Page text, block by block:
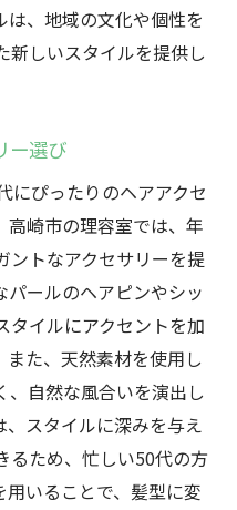
は、地域の文化や個性を
新しいスタイルを提供し
ー選び
にぴったりのヘアアクセ
高崎市の理容室では、年
ントなアクセサリーを提
ールのヘアピンやシッ
タイルにアクセントを加
た、天然素材を使用し
、自然な風合いを演出し
、スタイルに深みを与え
るため、忙しい50代の方
いることで、髪型に変